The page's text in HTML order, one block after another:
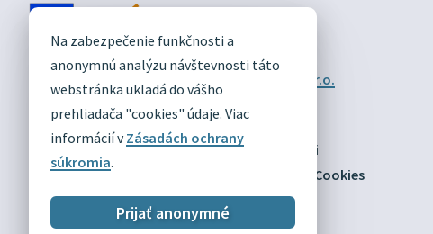
Na zabezpečenie funkčnosti a
anonymnú analýzu návštevnosti táto
webstránka ukladá do vášho
prehliadača "cookies" údaje. Viac
informácií vZásadách ochrany
súkromia.
Prijať anonymné
DIVÍN
OFICIÁLNE STRÁNKY
Technický prevádzkovateľ:
Alphabet partner s.r.o.
Správca obsahu:Obec Divín
Posledná aktualizácia:03.08.2026
Mapa
Vyhlásenie o prístupnosti
Zásady ochrany osobných údajov
Nastaviť Cookies